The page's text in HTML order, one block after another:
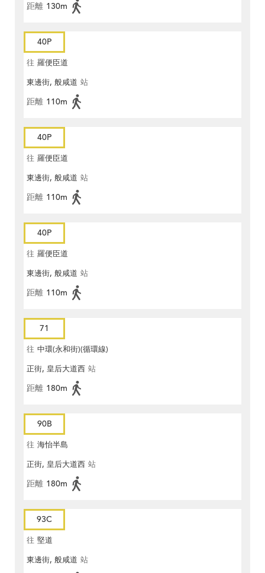
距離 130m
40P
往 羅便臣道
東邊街, 般咸道 站
距離 110m
40P
往 羅便臣道
東邊街, 般咸道 站
距離 110m
40P
往 羅便臣道
東邊街, 般咸道 站
距離 110m
71
往 中環(永和街)(循環線)
正街, 皇后大道西 站
距離 180m
90B
往 海怡半島
正街, 皇后大道西 站
距離 180m
93C
往 堅道
東邊街, 般咸道 站